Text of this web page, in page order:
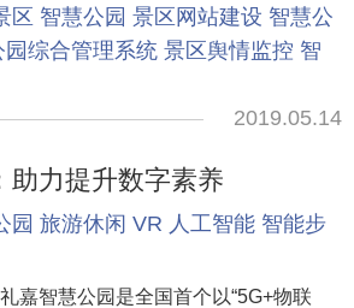
区 智慧公园 景区网站建设 智慧公
园综合管理系统 景区舆情监控 智
2019.05.14
助力提升数字素养
园 旅游休闲 VR 人工智能 智能步
嘉智慧公园是全国首个以“5G+物联